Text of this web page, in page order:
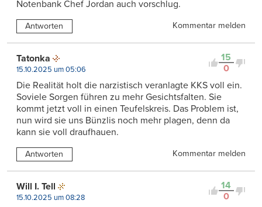
Notenbank Chef Jordan auch vorschlug.
Antworten Kommentar melden
15
0
Tatonka
15.10.2025 um 05:06
Die Realität holt die narzistisch veranlagte KKS voll ein.
Soviele Sorgen führen zu mehr Gesichtsfalten. Sie
kommt jetzt voll in einen Teufelskreis. Das Problem ist,
nun wird sie uns Bünzlis noch mehr plagen, denn da
kann sie voll draufhauen.
Antworten Kommentar melden
14
0
Will I. Tell
15.10.2025 um 08:28